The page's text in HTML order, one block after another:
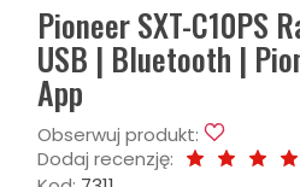
Pioneer SXT-C10PS
USB | Bluetooth |
App
Obserwuj produkt:
Dodaj recenzję: